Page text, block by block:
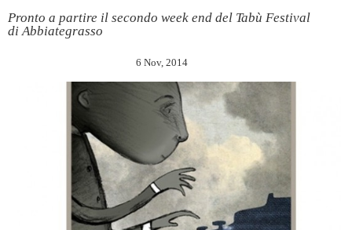
Pronto a partire il secondo week end del Tabù Festival
di Abbiategrasso
6 Nov, 2014